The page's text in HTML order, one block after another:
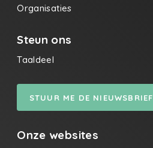
Organisaties
Steun ons
Taaldeel
STUUR ME DE NIEUWSBRIEF
Onze websites